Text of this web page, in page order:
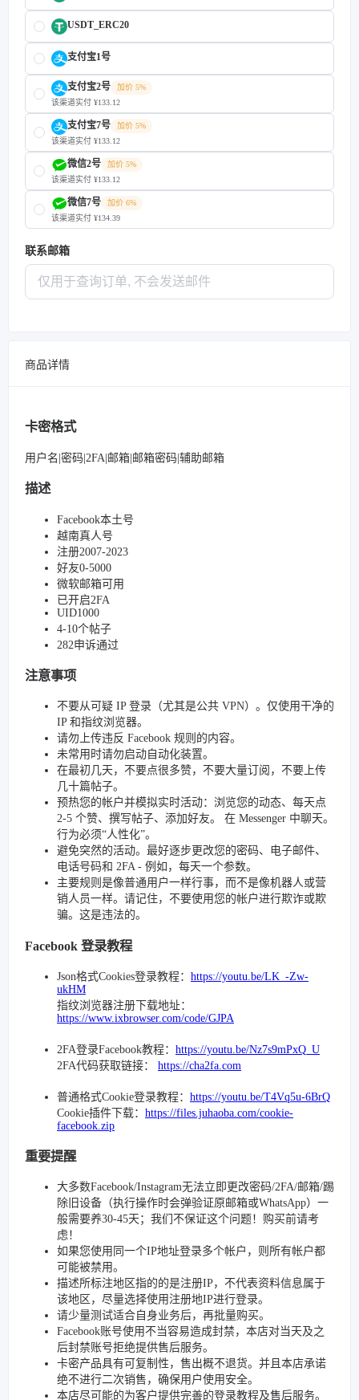
USDT_ERC20
支付宝1号
支付宝2号
加价 5%
该渠道实付 ¥133.12
支付宝7号
加价 5%
该渠道实付 ¥133.12
微信2号
加价 5%
该渠道实付 ¥133.12
微信7号
加价 6%
该渠道实付 ¥134.39
联系邮箱
商品详情
卡密格式
用户名|密码|2FA|邮箱|邮箱密码|辅助邮箱
描述
Facebook本土号
越南真人号
注册2007-2023
好友0-5000
微软邮箱可用
已开启2FA
UID1000
4-10个帖子
282申诉通过
注意事项
不要从可疑 IP 登录（尤其是公共 VPN）。仅使用干净的
IP 和指纹浏览器。
请勿上传违反 Facebook 规则的内容。
未常用时请勿启动自动化装置。
在最初几天，不要点很多赞，不要大量订阅，不要上传
几十篇帖子。
预热您的帐户并模拟实时活动：浏览您的动态、每天点
2-5 个赞、撰写帖子、添加好友。 在 Messenger 中聊天。
行为必须“人性化”。
避免突然的活动。最好逐步更改您的密码、电子邮件、
电话号码和 2FA - 例如，每天一个参数。
主要规则是像普通用户一样行事，而不是像机器人或营
销人员一样。请记住，不要使用您的帐户进行欺诈或欺
骗。这是违法的。
Facebook 登录教程
Json格式Cookies登录教程： https://youtu.be/LK_-Zw-
ukHM
指纹浏览器注册下载地址：
https://www.ixbrowser.com/code/GJPA
2FA登录Facebook教程： https://youtu.be/Nz7s9mPxQ_U
2FA代码获取链接： https://cha2fa.com
普通格式Cookie登录教程： https://youtu.be/T4Vq5u-6BrQ
Cookie插件下载： https://files.juhaoba.com/cookie-
facebook.zip
重要提醒
大多数Facebook/Instagram无法立即更改密码/2FA/邮箱/踢
除旧设备（执行操作时会弹验证原邮箱或WhatsApp）一
般需要养30-45天；我们不保证这个问题！购买前请考
虑！
如果您使用同一个IP地址登录多个帐户，则所有帐户都
可能被禁用。
描述所标注地区指的的是注册IP，不代表资料信息属于
该地区，尽量选择使用注册地IP进行登录。
请少量测试适合自身业务后，再批量购买。
Facebook账号使用不当容易造成封禁，本店对当天及之
后封禁账号拒绝提供售后服务。
卡密产品具有可复制性，售出概不退货。并且本店承诺
绝不进行二次销售，确保用户使用安全。
本店尽可能的为客户提供完善的登录教程及售后服务。